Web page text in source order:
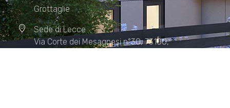
Grottaglie
Sede di Lecce
Via Corte dei Mesagnesi n°30, 73100,